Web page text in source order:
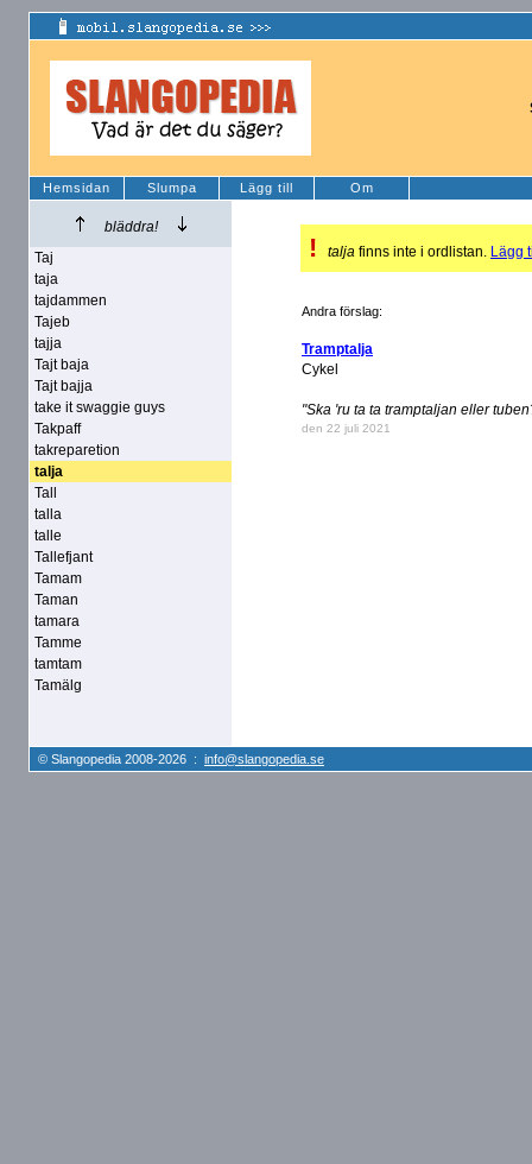
Hemsidan Slumpa Lägg till Om
bläddra!
Taj
taja
tajdammen
Tajeb
tajja
Tajt baja
Tajt bajja
take it swaggie guys
Takpaff
takreparetion
talja
Tall
talla
talle
Tallefjant
Tamam
Taman
tamara
Tamme
tamtam
Tamälg
! talja finns inte i ordlistan. Lägg
Andra förslag:
Tramptalja
Cykel
"Ska 'ru ta ta tramptaljan eller
den 22 juli 2021
© Slangopedia 2008-2026 : info@slangopedia.se